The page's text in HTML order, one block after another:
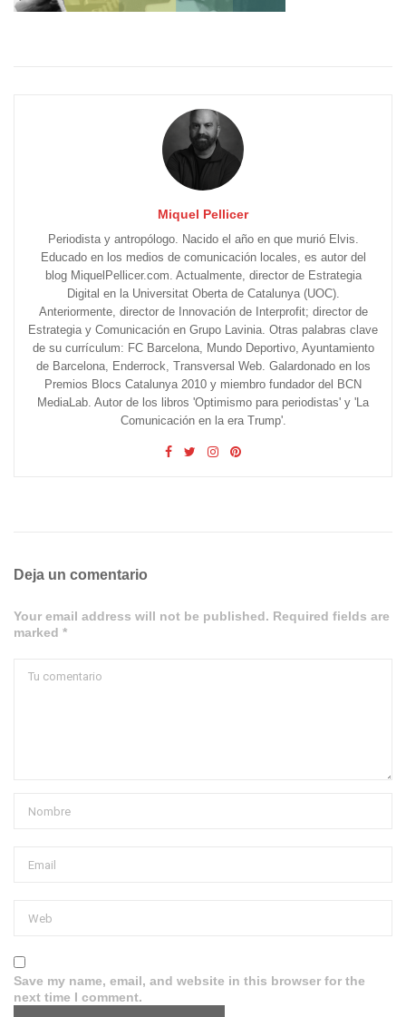
Miquel Pellicer
Periodista y antropólogo. Nacido el año en que murió Elvis.
Educado en los medios de comunicación locales, es autor del
blog MiquelPellicer.com. Actualmente, director de Estrategia
Digital en la Universitat Oberta de Catalunya (UOC).
Anteriormente, director de Innovación de Interprofit; director de
Estrategia y Comunicación en Grupo Lavinia. Otras palabras clave
de su currículum: FC Barcelona, Mundo Deportivo, Ayuntamiento
de Barcelona, Enderrock, Transversal Web. Galardonado en los
Premios Blocs Catalunya 2010 y miembro fundador del BCN
MediaLab. Autor de los libros 'Optimismo para periodistas' y 'La
Comunicación en la era Trump'.
Deja un comentario
Your email address will not be published. Required fields are
marked *
Save my name, email, and website in this browser for the
next time I comment.